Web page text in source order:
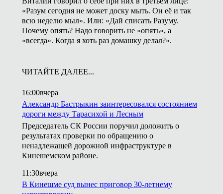
«Разум сегодня не может доску мыть. Он её и так
всю неделю мыл». Или: «Дай списать Разуму.
Почему опять? Надо говорить не «опять», а
«всегда». Когда я хоть раз домашку делал?».
ЧИТАЙТЕ ДАЛЕЕ...
16:00вчера
Александр Бастрыкин заинтересовался состоянием
дороги между Тарасихой и Лесным
Председатель СК России поручил доложить о
результатах проверки по обращению о
ненадлежащей дорожной инфраструктуре в
Кинешемском районе.
11:30вчера
В Кинешме суд вынес приговор 30-летнему